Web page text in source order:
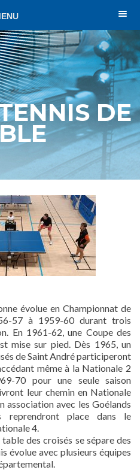
DE
évolue en Championnat de
57 à 1959-60 durant trois
En 1961-62, une Coupe des
mise sur pied. Dès 1965, un
de Saint André participeront
même à la Nationale 2
70 pour une seule saison
leur chemin en Nationale
association avec les Goélands
reprendront place dans le
4.
des croisés se sépare des
évolue avec plusieurs équipes